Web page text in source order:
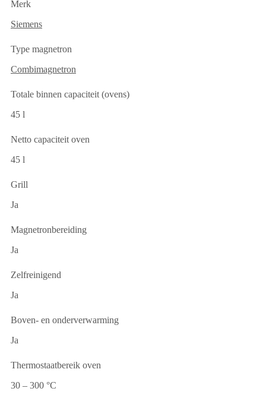
Merk
Siemens
Type magnetron
Combimagnetron
Totale binnen capaciteit (ovens)
45 l
Netto capaciteit oven
45 l
Grill
Ja
Magnetronbereiding
Ja
Zelfreinigend
Ja
Boven- en onderverwarming
Ja
Thermostaatbereik oven
30 – 300 °C